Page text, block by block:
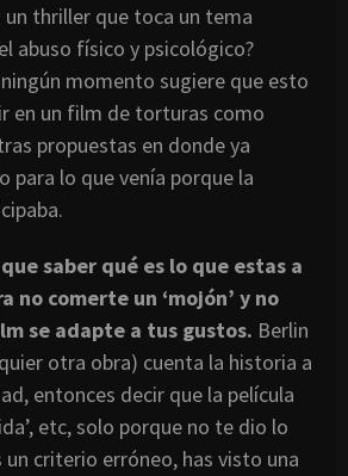
thriller que toca un tema
abuso físico y psicológico?
momento sugiere que esto
en un film de torturas como
propuestas en donde ya
para lo que venía porque la
saber qué es lo que estas a
no comerte un ‘mojón’ y no
se adapte a tus gustos. Berlin
otra obra) cuenta la historia a
entonces decir que la película
etc, solo porque no te dio lo
un criterio erróneo, has visto una